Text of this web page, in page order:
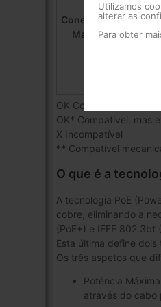
Conectores
Macho
OK Compatível
OK* Compatível, mas
X Incompatível
** Compatível
O que é a
A tecnologia PoE
cobre, eliminando a
(PoE+) e IEEE 802.3bt
Esta última define
Os três aspetos que
Potência
através do cabo
Utilizamos
alterar as
Para obter